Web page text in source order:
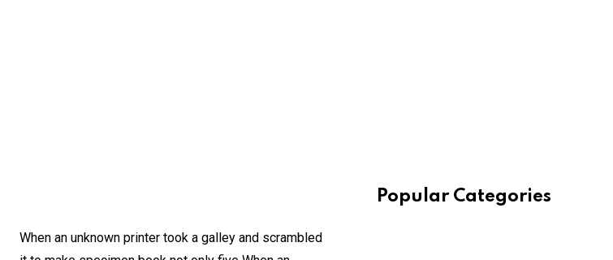
When an unknown printer took a galley and scrambled
Popular Categories